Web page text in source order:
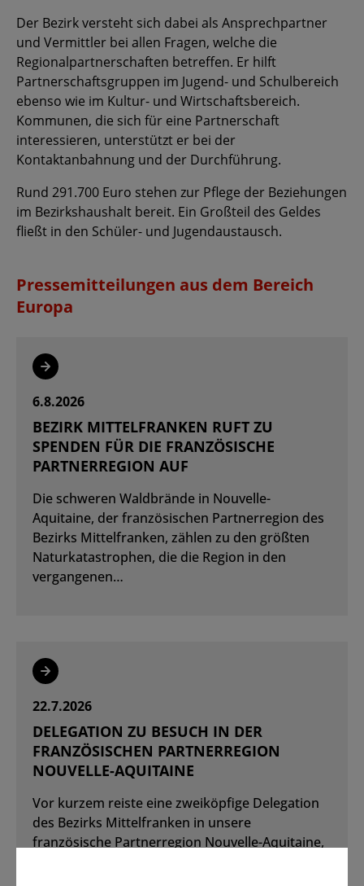
Der Bezirk versteht sich dabei als Ansprechpartner
und Vermittler bei allen Fragen, welche die
Regionalpartnerschaften betreffen. Er hilft
Partnerschaftsgruppen im Jugend- und Schulbereich
ebenso wie im Kultur- und Wirtschaftsbereich.
Kommunen, die sich für eine Partnerschaft
interessieren, unterstützt er bei der
Kontaktanbahnung und der Durchführung.
Rund 291.700 Euro stehen zur Pflege der Beziehungen
im Bezirkshaushalt bereit. Ein Großteil des Geldes
fließt in den Schüler- und Jugendaustausch.
Pressemitteilungen aus dem Bereich
Europa
6.8.2026
BEZIRK MITTELFRANKEN RUFT ZU
SPENDEN FÜR DIE FRANZÖSISCHE
PARTNERREGION AUF
Die schweren Waldbrände in Nouvelle-
Aquitaine, der französischen Partnerregion des
Bezirks Mittelfranken, zählen zu den größten
Naturkatastrophen, die die Region in den
vergangenen…
22.7.2026
DELEGATION ZU BESUCH IN DER
FRANZÖSISCHEN PARTNERREGION
NOUVELLE-AQUITAINE
Vor kurzem reiste eine zweiköpfige Delegation
des Bezirks Mittelfranken in unsere
französische Partnerregion Nouvelle-Aquitaine,